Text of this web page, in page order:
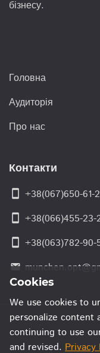
бізнесу.
Головна
Аудиторія
Про нас
Контакти
smartphone +38(067)650-61-
smartphone +38(066)455-23-
smartphone +38(063)782-90-
email
Cookies
We use cookies to
personalize content
continuing to use
and revised. Privacy